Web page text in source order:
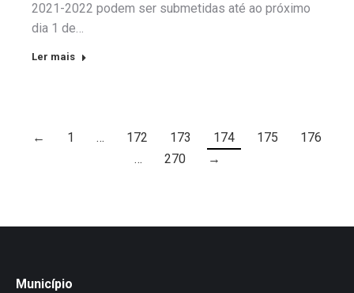
2021-2022 podem ser submetidas até ao próximo
dia 1 de…
Ler mais
← 1 … 172 173 174 175
176
…
270 →
Município